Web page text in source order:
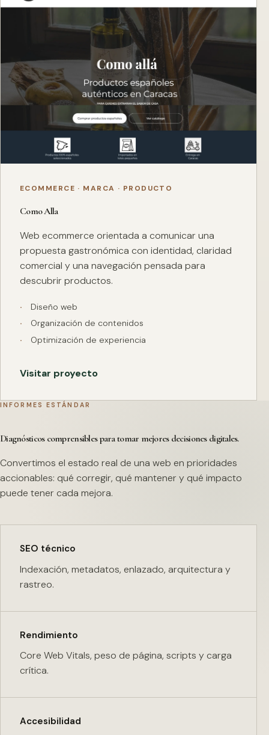
ECOMMERCE · MARCA · PRODUCTO
Como Alla
Web ecommerce orientada a comunicar una
propuesta gastronómica con identidad, claridad
comercial y una navegación pensada para
descubrir productos.
Diseño web
Organización de contenidos
Optimización de experiencia
Visitar proyecto
INFORMES ESTÁNDAR
Diagnósticos comprensibles para tomar mejores decisiones digitales.
Convertimos el estado real de una web en prioridades
accionables: qué corregir, qué mantener y qué impacto
puede tener cada mejora.
SEO técnico
Indexación, metadatos, enlazado, arquitectura y
rastreo.
Rendimiento
Core Web Vitals, peso de página, scripts y carga
crítica.
Accesibilidad